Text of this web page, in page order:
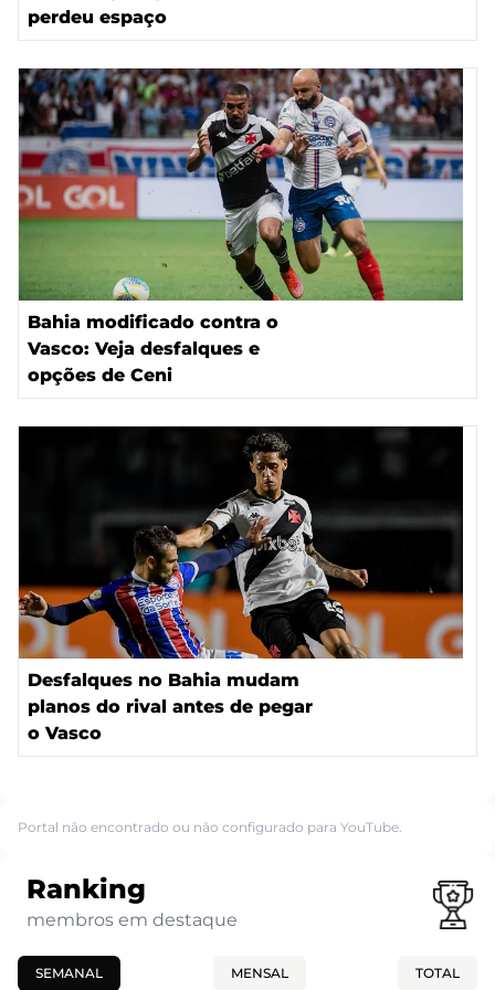
perdeu espaço
Bahia modificado contra o
Vasco: Veja desfalques e
opções de Ceni
Desfalques no Bahia mudam
planos do rival antes de pegar
o Vasco
Portal não encontrado ou não configurado para YouTube.
Ranking
membros em destaque
SEMANAL MENSAL TOTAL